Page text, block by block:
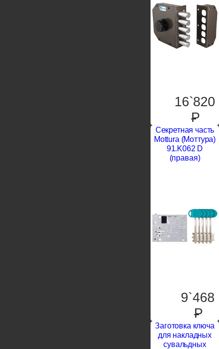
16`820
P
Секретная часть
Mottura (Моттура)
91.K062 D
(правая)
9`468
P
Заготовка ключа
для накладных
сувальдных